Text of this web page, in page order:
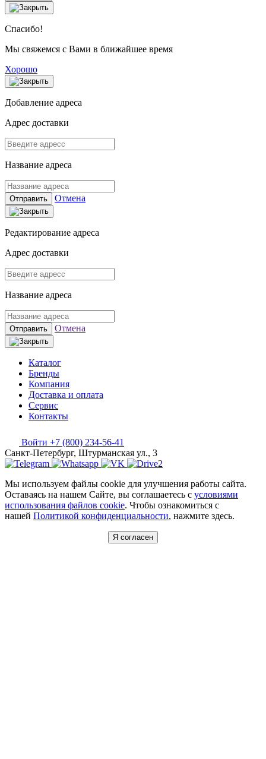
Спасибо!
Мы свяжемся с Вами в ближайшее время
Хорошо
Добавление адреса
Адрес доставки
Название адреса
Отправить Отмена
Редактирование адреса
Адрес доставки
Название адреса
Отправить Отмена
Каталог
Бренды
Компания
Доставка и оплата
Сервис
Контакты
Войти +7 (800) 234-56-41
Санкт-Петербург, Штурманская ул., 3
Мы используем файлы cookie для улучшения работы сайта.
Оставаясь на нашем Сайте, вы соглашаетесь с условиями
использования файлов cookie. Чтобы ознакомиться с
нашей Политикой конфиденциальности, нажмите здесь.
Я согласен